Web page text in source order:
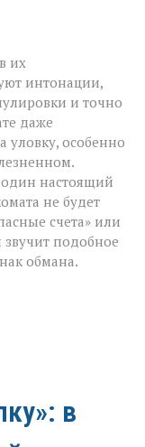
их
интонации,
и точно
даже
уловку, особенно
настоящий
не будет
счета» или
подобное
обмана.
в